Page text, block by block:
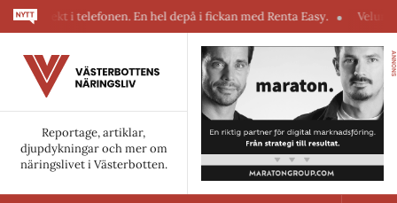
i telefonen. En hel depå i fickan med Renta Easy. Velumi
Reportage, artiklar,
djupdykningar och mer om
näringslivet i Västerbotten.
ANNONS